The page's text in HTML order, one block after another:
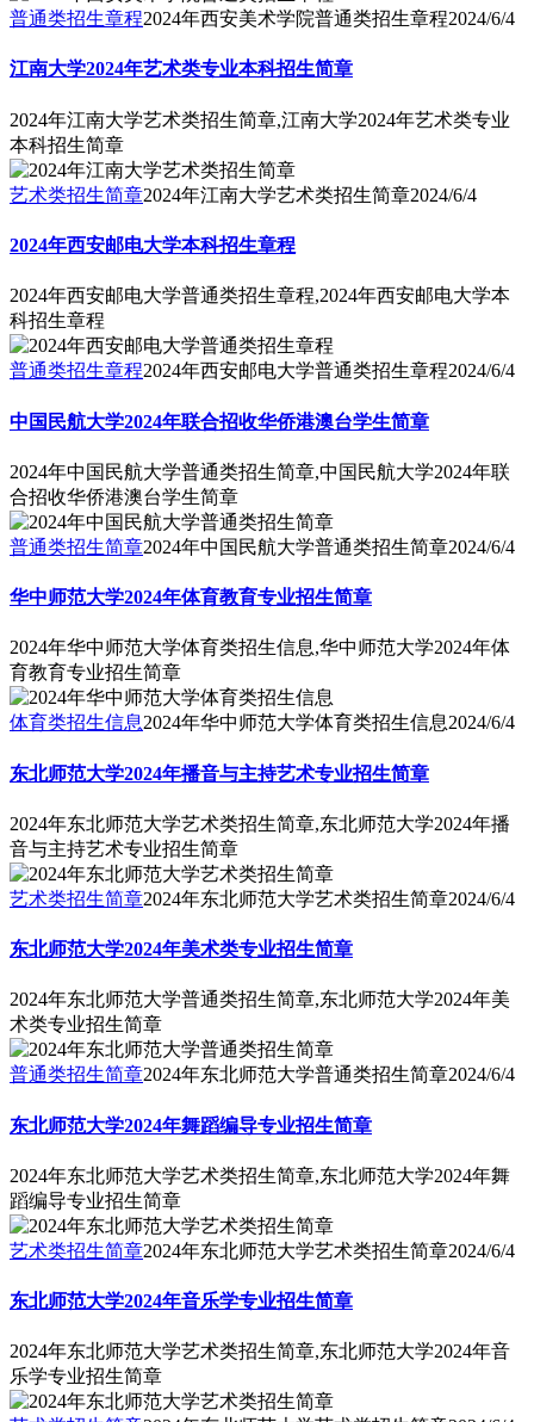
普通类招生章程2024年西安美术学院普通类招生章程2024/6/4
江南大学2024年艺术类专业本科招生简章
2024年江南大学艺术类招生简章,江南大学2024年艺术类专业
本科招生简章
艺术类招生简章2024年江南大学艺术类招生简章2024/6/4
2024年西安邮电大学本科招生章程
2024年西安邮电大学普通类招生章程,2024年西安邮电大学本
科招生章程
普通类招生章程2024年西安邮电大学普通类招生章程2024/6/4
中国民航大学2024年联合招收华侨港澳台学生简章
2024年中国民航大学普通类招生简章,中国民航大学2024年联
合招收华侨港澳台学生简章
普通类招生简章2024年中国民航大学普通类招生简章2024/6/4
华中师范大学2024年体育教育专业招生简章
2024年华中师范大学体育类招生信息,华中师范大学2024年体
育教育专业招生简章
体育类招生信息2024年华中师范大学体育类招生信息2024/6/4
东北师范大学2024年播音与主持艺术专业招生简章
2024年东北师范大学艺术类招生简章,东北师范大学2024年播
音与主持艺术专业招生简章
艺术类招生简章2024年东北师范大学艺术类招生简章2024/6/4
东北师范大学2024年美术类专业招生简章
2024年东北师范大学普通类招生简章,东北师范大学2024年美
术类专业招生简章
普通类招生简章2024年东北师范大学普通类招生简章2024/6/4
东北师范大学2024年舞蹈编导专业招生简章
2024年东北师范大学艺术类招生简章,东北师范大学2024年舞
蹈编导专业招生简章
艺术类招生简章2024年东北师范大学艺术类招生简章2024/6/4
东北师范大学2024年音乐学专业招生简章
2024年东北师范大学艺术类招生简章,东北师范大学2024年音
乐学专业招生简章